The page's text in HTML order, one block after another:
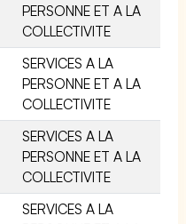
PERSONNE ET A LA
COLLECTIVITE
SERVICES A LA
PERSONNE ET A LA
COLLECTIVITE
SERVICES A LA
PERSONNE ET A LA
COLLECTIVITE
SERVICES A LA